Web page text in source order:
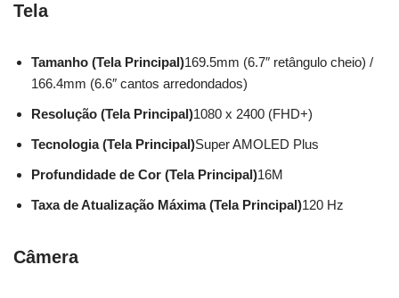
Tela
Tamanho (Tela Principal)169.5mm (6.7″ retângulo cheio) /
166.4mm (6.6″ cantos arredondados)
Resolução (Tela Principal)1080 x 2400 (FHD+)
Tecnologia (Tela Principal)Super AMOLED Plus
Profundidade de Cor (Tela Principal)16M
Taxa de Atualização Máxima (Tela Principal)120 Hz
Câmera